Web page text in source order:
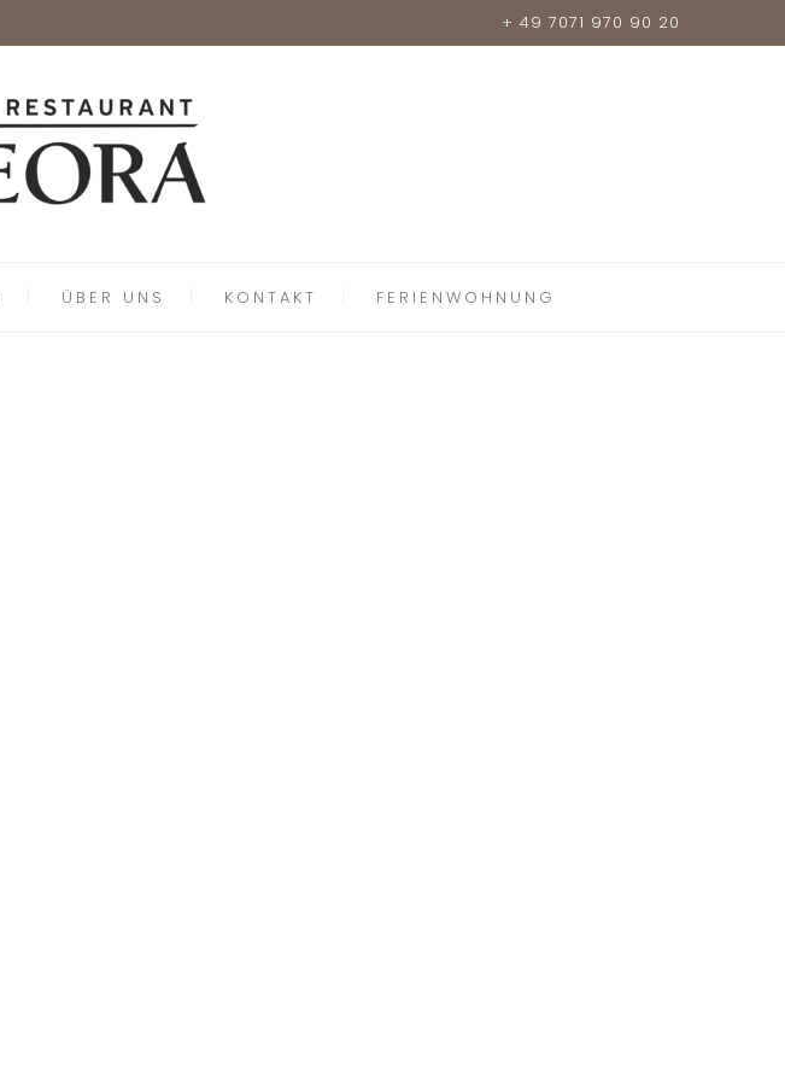
+ 49 7071 970 90 20
ÜBER UNS KONTAKT FERIENWOHNUNG